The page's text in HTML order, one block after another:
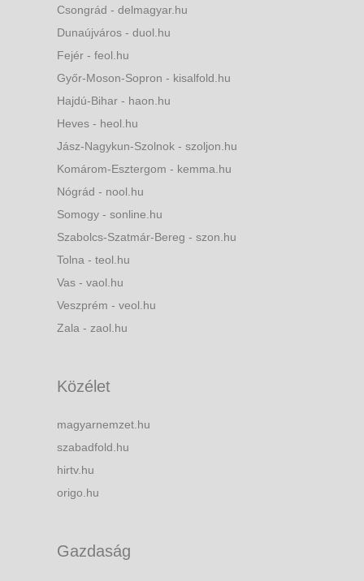
Csongrád - delmagyar.hu
Dunaújváros - duol.hu
Fejér - feol.hu
Győr-Moson-Sopron - kisalfold.hu
Hajdú-Bihar - haon.hu
Heves - heol.hu
Jász-Nagykun-Szolnok - szoljon.hu
Komárom-Esztergom - kemma.hu
Nógrád - nool.hu
Somogy - sonline.hu
Szabolcs-Szatmár-Bereg - szon.hu
Tolna - teol.hu
Vas - vaol.hu
Veszprém - veol.hu
Zala - zaol.hu
Közélet
magyarnemzet.hu
szabadfold.hu
hirtv.hu
origo.hu
Gazdaság